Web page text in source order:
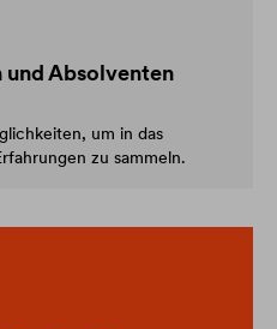
Absolventen
um in das
zu sammeln.